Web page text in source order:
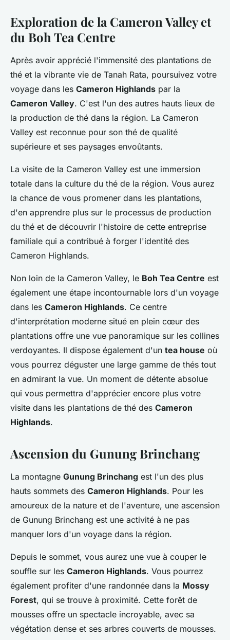
Exploration de la Cameron Valley et
du Boh Tea Centre
Après avoir apprécié l'immensité des plantations de
thé et la vibrante vie de Tanah Rata, poursuivez votre
voyage dans les Cameron Highlands par la
Cameron Valley. C'est l'un des autres hauts lieux de
la production de thé dans la région. La Cameron
Valley est reconnue pour son thé de qualité
supérieure et ses paysages envoûtants.
La visite de la Cameron Valley est une immersion
totale dans la culture du thé de la région. Vous aurez
la chance de vous promener dans les plantations,
d'en apprendre plus sur le processus de production
du thé et de découvrir l'histoire de cette entreprise
familiale qui a contribué à forger l'identité des
Cameron Highlands.
Non loin de la Cameron Valley, le Boh Tea Centre est
également une étape incontournable lors d'un voyage
dans les Cameron Highlands. Ce centre
d'interprétation moderne situé en plein cœur des
plantations offre une vue panoramique sur les collines
verdoyantes. Il dispose également d'un tea house où
vous pourrez déguster une large gamme de thés tout
en admirant la vue. Un moment de détente absolue
qui vous permettra d'apprécier encore plus votre
visite dans les plantations de thé des Cameron
Highlands.
Ascension du Gunung Brinchang
La montagne Gunung Brinchang est l'un des plus
hauts sommets des Cameron Highlands. Pour les
amoureux de la nature et de l'aventure, une ascension
de Gunung Brinchang est une activité à ne pas
manquer lors d'un voyage dans la région.
Depuis le sommet, vous aurez une vue à couper le
souffle sur les Cameron Highlands. Vous pourrez
également profiter d'une randonnée dans la Mossy
Forest, qui se trouve à proximité. Cette forêt de
mousses offre un spectacle incroyable, avec sa
végétation dense et ses arbres couverts de mousses.